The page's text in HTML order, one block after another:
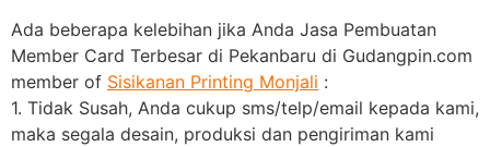
Ada beberapa kelebihan jika Anda Jasa Pembuatan
Member Card Terbesar di Pekanbaru di Gudangpin.com
member of Sisikanan Printing Monjali :
1. Tidak Susah, Anda cukup sms/telp/email kepada kami,
maka segala desain, produksi dan pengiriman kami